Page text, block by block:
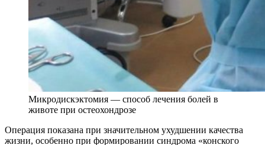
Микродискэктомия — способ лечения болей в
животе при остеохондрозе
Операция показана при значительном ухудшении качества
жизни, особенно при формировании синдрома «конского